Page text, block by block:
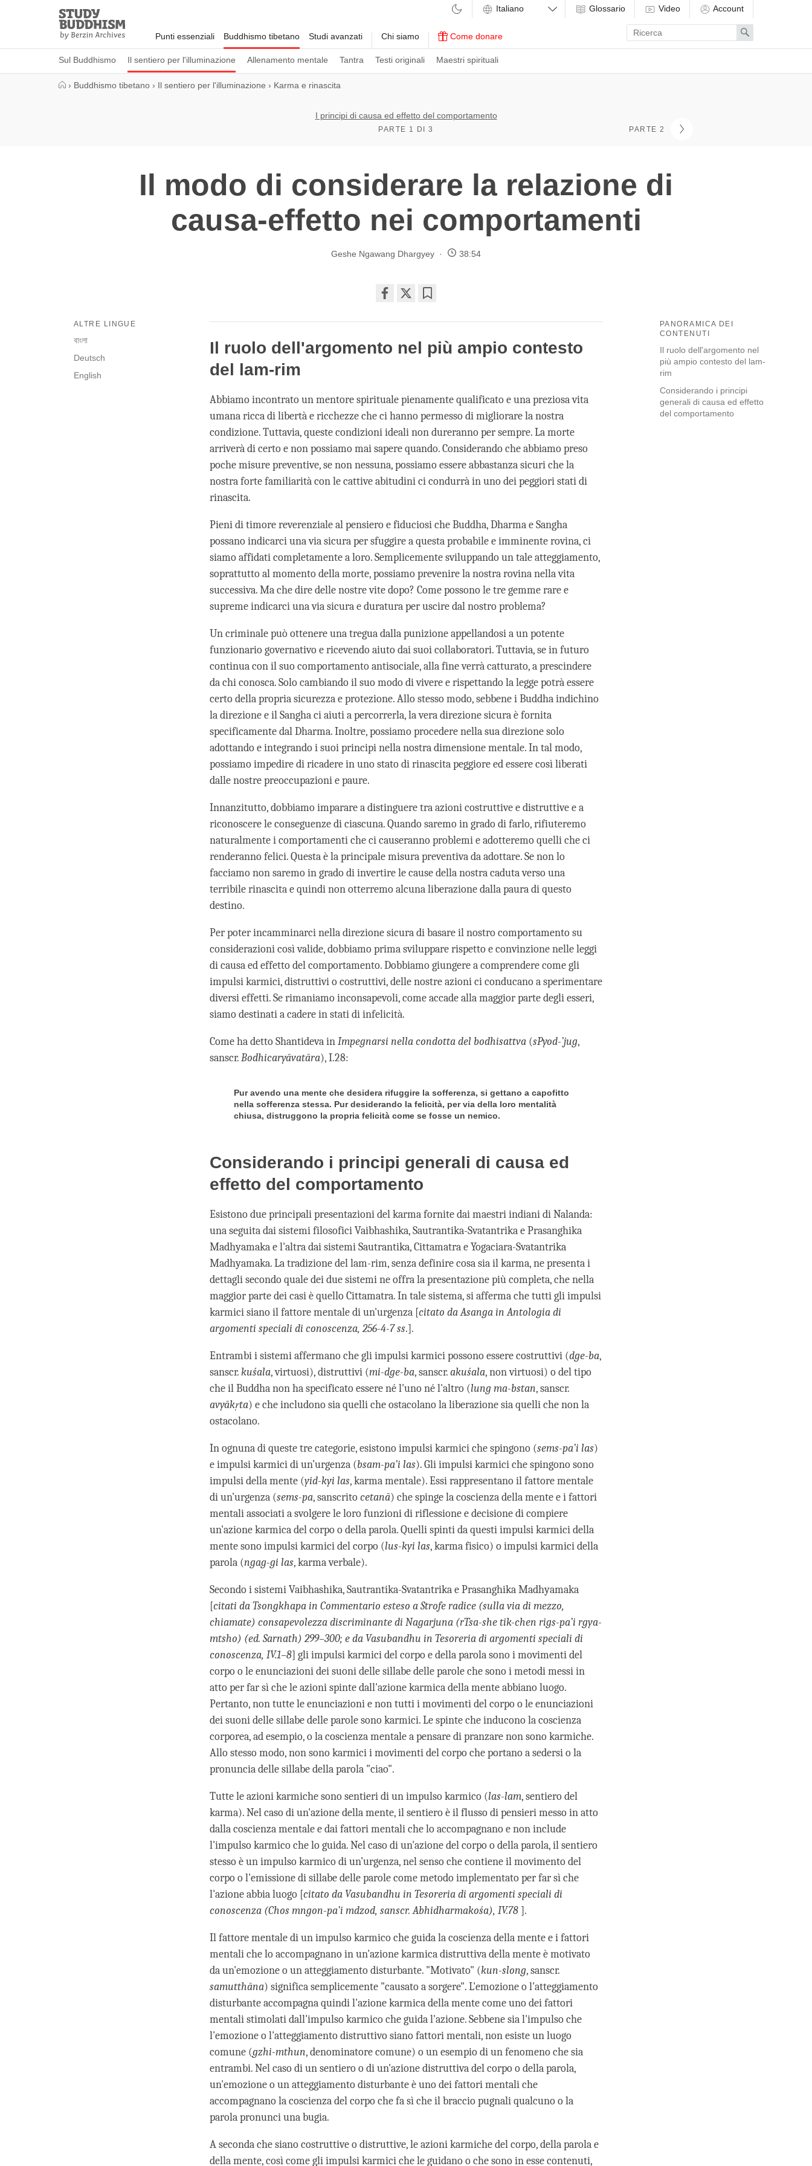
Study
Buddhism
Home
Punti essenziali Buddhismo tibetano
Sul Buddhismo Il sentiero per l'illuminazione Allenamento mentale Tantra Testi originali Maestri spirituali
Studi avanzati Chi siamo Come donare
Glossario Video Account
Enter
search
term
Search
› Buddhismo tibetano › Il sentiero per l'illuminazione › Karma e rinascita
I principi di causa ed effetto del comportamento
PARTE 1 DI 3 PARTE 2
Il modo di considerare la relazione di
causa-effetto nei comportamenti
Geshe Ngawang Dhargyey 38:54
on
facebook
PANORAMICA DEI
CONTENUTI
Il ruolo dell'argomento nel
più ampio contesto del lam-
rim
Considerando i principi
generali di causa ed effetto
del comportamento
ALTRE LINGUE
বাংলা
Deutsch
English
Il ruolo dell'argomento nel più ampio contesto
del lam-rim
Abbiamo incontrato un mentore spirituale pienamente qualificato e una preziosa vita
umana ricca di libertà e ricchezze che ci hanno permesso di migliorare la nostra
condizione. Tuttavia, queste condizioni ideali non dureranno per sempre. La morte
arriverà di certo e non possiamo mai sapere quando. Considerando che abbiamo preso
poche misure preventive, se non nessuna, possiamo essere abbastanza sicuri che la
nostra forte familiarità con le cattive abitudini ci condurrà in uno dei peggiori stati di
rinascita.
Pieni di timore reverenziale al pensiero e fiduciosi che Buddha, Dharma e Sangha
possano indicarci una via sicura per sfuggire a questa probabile e imminente rovina, ci
siamo affidati completamente a loro. Semplicemente sviluppando un tale atteggiamento,
soprattutto al momento della morte, possiamo prevenire la nostra rovina nella vita
successiva. Ma che dire delle nostre vite dopo? Come possono le tre gemme rare e
supreme indicarci una via sicura e duratura per uscire dal nostro problema?
Un criminale può ottenere una tregua dalla punizione appellandosi a un potente
funzionario governativo e ricevendo aiuto dai suoi collaboratori. Tuttavia, se in futuro
continua con il suo comportamento antisociale, alla fine verrà catturato, a prescindere
da chi conosca. Solo cambiando il suo modo di vivere e rispettando la legge potrà essere
certo della propria sicurezza e protezione. Allo stesso modo, sebbene i Buddha indichino
la direzione e il Sangha ci aiuti a percorrerla, la vera direzione sicura è fornita
specificamente dal Dharma. Inoltre, possiamo procedere nella sua direzione solo
adottando e integrando i suoi principi nella nostra dimensione mentale. In tal modo,
possiamo impedire di ricadere in uno stato di rinascita peggiore ed essere così liberati
dalle nostre preoccupazioni e paure.
Innanzitutto, dobbiamo imparare a distinguere tra azioni costruttive e distruttive e a
riconoscere le conseguenze di ciascuna. Quando saremo in grado di farlo, rifiuteremo
naturalmente i comportamenti che ci causeranno problemi e adotteremo quelli che ci
renderanno felici. Questa è la principale misura preventiva da adottare. Se non lo
facciamo non saremo in grado di invertire le cause della nostra caduta verso una
terribile rinascita e quindi non otterremo alcuna liberazione dalla paura di questo
destino.
Per poter incamminarci nella direzione sicura di basare il nostro comportamento su
considerazioni così valide, dobbiamo prima sviluppare rispetto e convinzione nelle leggi
di causa ed effetto del comportamento. Dobbiamo giungere a comprendere come gli
impulsi karmici, distruttivi o costruttivi, delle nostre azioni ci conducano a sperimentare
diversi effetti. Se rimaniamo inconsapevoli, come accade alla maggior parte degli esseri,
siamo destinati a cadere in stati di infelicità.
Come ha detto Shantideva inImpegnarsi nella condotta del bodhisattva (sPyod-’jug,
sanscr.Bodhicaryāvatāra), I.28:
Pur avendo una mente che desidera rifuggire la sofferenza, si gettano a capofitto
nella sofferenza stessa. Pur desiderando la felicità, per via della loro mentalità
chiusa, distruggono la propria felicità come se fosse un nemico.
Considerando i principi generali di causa ed
effetto del comportamento
Esistono due principali presentazioni del karma fornite dai maestri indiani di Nalanda:
una seguita dai sistemi filosofici Vaibhashika, Sautrantika-Svatantrika e Prasanghika
Madhyamaka e l'altra dai sistemi Sautrantika, Cittamatra e Yogaciara-Svatantrika
Madhyamaka. La tradizione del lam-rim, senza definire cosa sia il karma, ne presenta i
dettagli secondo quale dei due sistemi ne offra la presentazione più completa, che nella
maggior parte dei casi è quello Cittamatra. In tale sistema, si afferma che tutti gli impulsi
karmici siano il fattore mentale di un'urgenza [citato da Asanga in Antologia di
argomenti speciali di conoscenza, 256-4-7 ss.].
Entrambi i sistemi affermano che gli impulsi karmici possono essere costruttivi (dge-ba,
sanscr.kuśala, virtuosi), distruttivi (mi-dge-ba, sanscr.akuśala, non virtuosi) o del tipo
che il Buddha non ha specificato essere né l'uno né l'altro (lung ma-bstan, sanscr.
avyākṛta) e che includono sia quelli che ostacolano la liberazione sia quelli che non la
ostacolano.
In ognuna di queste tre categorie, esistono impulsi karmici che spingono (sems-pa’i las)
e impulsi karmici di un’urgenza (bsam-pa’i las). Gli impulsi karmici che spingono sono
impulsi della mente (yid-kyi las, karma mentale). Essi rappresentano il fattore mentale
di un’urgenza (sems-pa, sanscritocetanā) che spinge la coscienza della mente e i fattori
mentali associati a svolgere le loro funzioni di riflessione e decisione di compiere
un'azione karmica del corpo o della parola. Quelli spinti da questi impulsi karmici della
mente sono impulsi karmici del corpo (lus-kyi las, karma fisico) o impulsi karmici della
parola (ngag-gi las, karma verbale).
Secondo i sistemi Vaibhashika, Sautrantika-Svatantrika e Prasanghika Madhyamaka
[citati da Tsongkhapa in Commentario esteso a Strofe radice (sulla via di mezzo,
chiamate) consapevolezza discriminante di Nagarjuna (rTsa-she tik-chen rigs-pa’i rgya-
mtsho) (ed. Sarnath) 299–300; e da Vasubandhu in Tesoreria di argomenti speciali di
conoscenza, IV.1–8] gli impulsi karmici del corpo e della parola sono i movimenti del
corpo o le enunciazioni dei suoni delle sillabe delle parole che sono i metodi messi in
atto per far sì che le azioni spinte dall'azione karmica della mente abbiano luogo.
Pertanto, non tutte le enunciazioni e non tutti i movimenti del corpo o le enunciazioni
dei suoni delle sillabe delle parole sono karmici. Le spinte che inducono la coscienza
corporea, ad esempio, o la coscienza mentale a pensare di pranzare non sono karmiche.
Allo stesso modo, non sono karmici i movimenti del corpo che portano a sedersi o la
pronuncia delle sillabe della parola "ciao".
Tutte le azioni karmiche sono sentieri di un impulso karmico (las-lam, sentiero del
karma). Nel caso di un'azione della mente, il sentiero è il flusso di pensieri messo in atto
dalla coscienza mentale e dai fattori mentali che lo accompagnano e non include
l'impulso karmico che lo guida. Nel caso di un'azione del corpo o della parola, il sentiero
stesso è un impulso karmico di un’urgenza, nel senso che contiene il movimento del
corpo o l'emissione di sillabe delle parole come metodo implementato per far sì che
l'azione abbia luogo [citato da Vasubandhu in Tesoreria di argomenti speciali di
conoscenza (Chos mngon-pa’i mdzod, sanscr. Abhidharmakośa), IV.78 ].
Il fattore mentale di un impulso karmico che guida la coscienza della mente e i fattori
mentali che lo accompagnano in un'azione karmica distruttiva della mente è motivato
da un'emozione o un atteggiamento disturbante. "Motivato" (kun-slong, sanscr.
samutthāna) significa semplicemente "causato a sorgere". L'emozione o l'atteggiamento
disturbante accompagna quindi l'azione karmica della mente come uno dei fattori
mentali stimolati dall'impulso karmico che guida l'azione. Sebbene sia l'impulso che
l'emozione o l'atteggiamento distruttivo siano fattori mentali, non esiste un luogo
comune (gzhi-mthun, denominatore comune) o un esempio di un fenomeno che sia
entrambi. Nel caso di un sentiero o di un'azione distruttiva del corpo o della parola,
un'emozione o un atteggiamento disturbante è uno dei fattori mentali che
accompagnano la coscienza del corpo che fa sì che il braccio pugnali qualcuno o la
parola pronunci una bugia.
A seconda che siano costruttive o distruttive, le azioni karmiche del corpo, della parola e
della mente, così come gli impulsi karmici che le guidano o che sono in esse contenuti,